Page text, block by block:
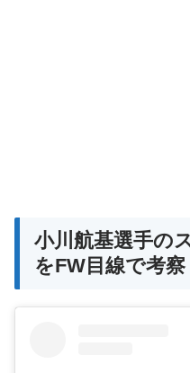
小川航基選手の
をFW目線で考察